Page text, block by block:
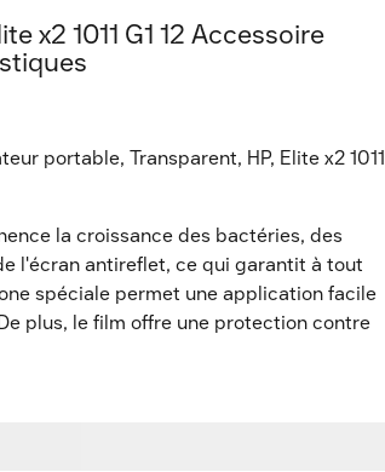
x2 1011 G1 12 Accessoire
portable, Transparent, HP, Elite x2 1011
la croissance des bactéries, des
l'écran antireflet, ce qui garantit à tout
spéciale permet une application facile
plus, le film offre une protection contre